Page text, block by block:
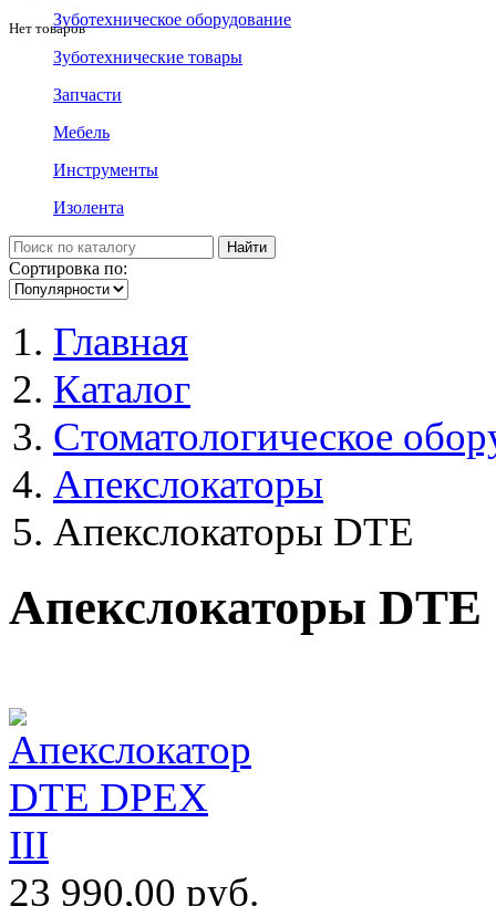
Нет товаровЗуботехническое оборудование
Зуботехнические товары
Запчасти
Мебель
Инструменты
Изолента
Сортировка по:
Главная
Каталог
Стоматологическое
Апекслокаторы
Апекслокаторы DTE
Апекслокаторы DTE
23 990,00 руб.